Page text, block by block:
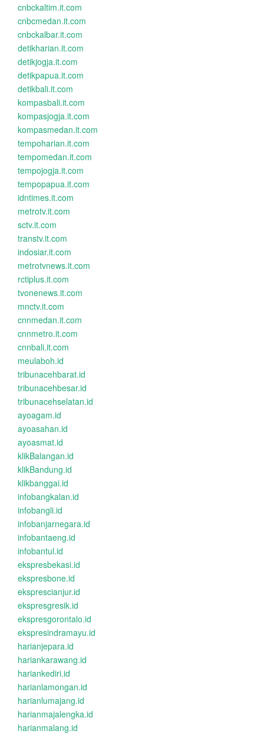
cnbckaltim.it.com
cnbcmedan.it.com
cnbckalbar.it.com
detikharian.it.com
detikjogja.it.com
detikpapua.it.com
detikbali.it.com
kompasbali.it.com
kompasjogja.it.com
kompasmedan.it.com
tempoharian.it.com
tempomedan.it.com
tempojogja.it.com
tempopapua.it.com
idntimes.it.com
metrotv.it.com
sctv.it.com
transtv.it.com
indosiar.it.com
metrotvnews.it.com
rctiplus.it.com
tvonenews.it.com
mnctv.it.com
cnnmedan.it.com
cnnmetro.it.com
cnnbali.it.com
meulaboh.id
tribunacehbarat.id
tribunacehbesar.id
tribunacehselatan.id
ayoagam.id
ayoasahan.id
ayoasmat.id
klikBalangan.id
klikBandung.id
klikbanggai.id
infobangkalan.id
infobangli.id
infobanjarnegara.id
infobantaeng.id
infobantul.id
ekspresbekasi.id
ekspresbone.id
eksprescianjur.id
ekspresgresik.id
ekspresgorontalo.id
ekspresindramayu.id
harianjepara.id
hariankarawang.id
hariankediri.id
harianlamongan.id
harianlumajang.id
harianmajalengka.id
harianmalang.id